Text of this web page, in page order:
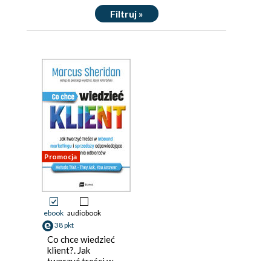
Filtruj »
Promocja
ebook audiobook
38 pkt
Co chce wiedzieć
klient?. Jak